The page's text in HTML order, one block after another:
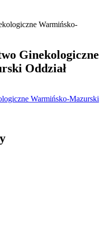
Ginekologiczne
Oddział
Warmińsko-Mazurski